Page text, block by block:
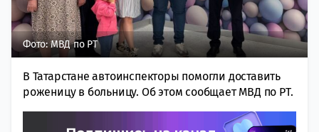
Фото: МВД по РТ
В Татарстане автоинспекторы помогли доставить
роженицу в больницу. Об этом сообщает МВД по РТ.